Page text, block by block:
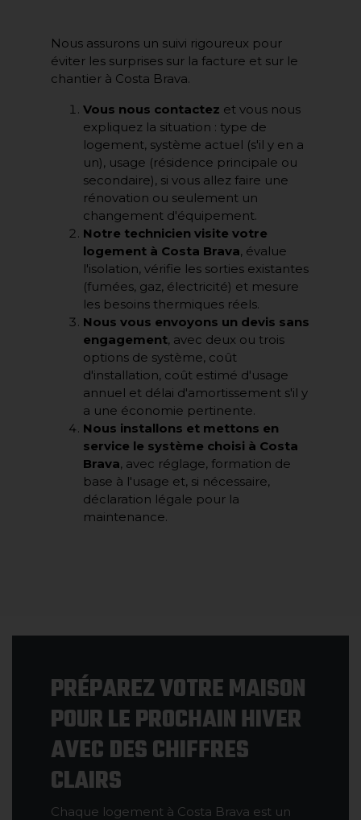
Nous assurons un suivi rigoureux pour
éviter les surprises sur la facture et sur le
chantier à Costa Brava.
Vous nous contactez et vous nous
expliquez la situation : type de
logement, système actuel (s'il y en a
un), usage (résidence principale ou
secondaire), si vous allez faire une
rénovation ou seulement un
changement d'équipement.
Notre technicien visite votre
logement à Costa Brava, évalue
l'isolation, vérifie les sorties existantes
(fumées, gaz, électricité) et mesure
les besoins thermiques réels.
Nous vous envoyons un devis sans
engagement, avec deux ou trois
options de système, coût
d'installation, coût estimé d'usage
annuel et délai d'amortissement s'il y
a une économie pertinente.
Nous installons et mettons en
service le système choisi à Costa
Brava, avec réglage, formation de
base à l'usage et, si nécessaire,
déclaration légale pour la
maintenance.
PRÉPAREZ VOTRE MAISON
POUR LE PROCHAIN HIVER
AVEC DES CHIFFRES
CLAIRS
Chaque logement à Costa Brava est un